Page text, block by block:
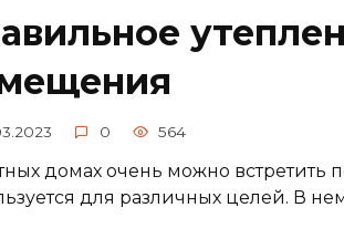
0 564
домах очень можно
для различных целей. В